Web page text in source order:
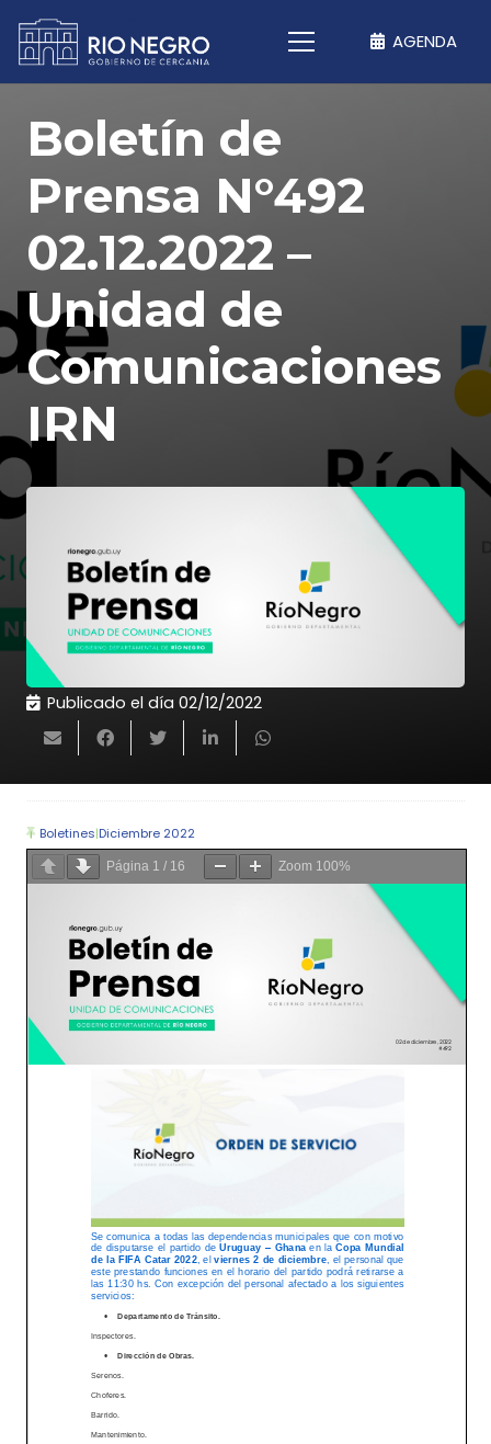
AGENDA
Boletín de
Prensa N°492
02.12.2022 –
Unidad de
Comunicaciones
IRN
Publicado el día 02/12/2022
Boletines|Diciembre 2022
Página 1 / 16 Zoom 100%